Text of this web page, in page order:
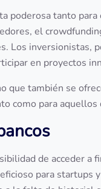
poderosa tanto
el
Los inversionistas,
en proyectos
que también se
como para
de acceder a
para startups